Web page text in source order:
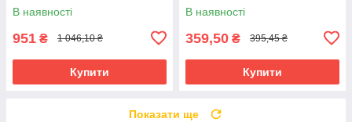
В наявності
951 ₴ 1 046,10 ₴
Купити
В наявності
359,50 ₴ 395,45 ₴
Купити
Показати ще